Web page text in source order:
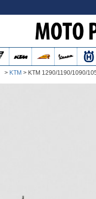
KTM KTM 1290/1190/1090/